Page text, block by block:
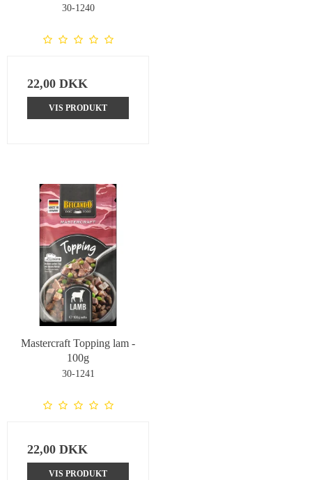
30-1240
22,00 DKK
VIS PRODUKT
Mastercraft Topping lam -
100g
30-1241
22,00 DKK
VIS PRODUKT